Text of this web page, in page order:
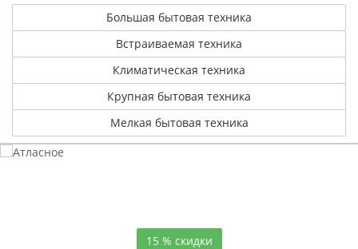
Большая бытовая техника
Встраиваемая техника
Климатическая техника
Крупная бытовая техника
Мелкая бытовая техника
15 % скидки